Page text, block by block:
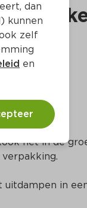
het in de
uitdampen in
dan
kunnen
zelf
en